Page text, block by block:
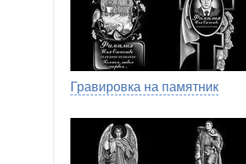
Гравировка на памятник